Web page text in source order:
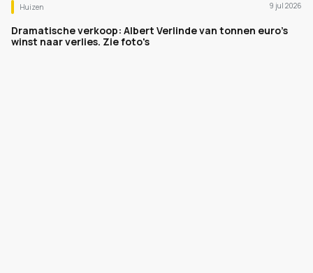
Huizen 9 jul 2026
Dramatische verkoop: Albert Verlinde van tonnen euro's
winst naar verlies. Zie foto's